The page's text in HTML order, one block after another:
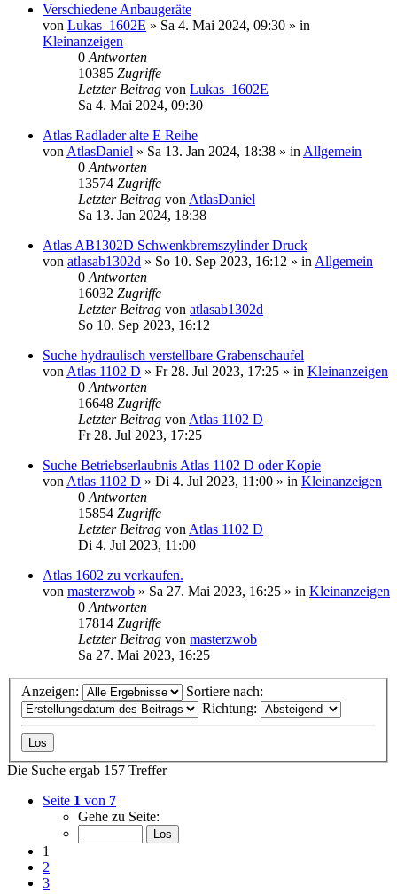
Verschiedene Anbaugeräte
von Lukas_1602E » Sa 4. Mai 2024, 09:30 » in
Kleinanzeigen
0 Antworten
10385 Zugriffe
Letzter Beitrag von Lukas_1602E
Sa 4. Mai 2024, 09:30
Atlas Radlader alte E Reihe
von AtlasDaniel » Sa 13. Jan 2024, 18:38 » in Allgemein
0 Antworten
13574 Zugriffe
Letzter Beitrag von AtlasDaniel
Sa 13. Jan 2024, 18:38
Atlas AB1302D Schwenkbremszylinder Druck
von atlasab1302d » So 10. Sep 2023, 16:12 » in Allgemein
0 Antworten
16032 Zugriffe
Letzter Beitrag von atlasab1302d
So 10. Sep 2023, 16:12
Suche hydraulisch verstellbare Grabenschaufel
von Atlas 1102 D » Fr 28. Jul 2023, 17:25 » in Kleinanzeigen
0 Antworten
16648 Zugriffe
Letzter Beitrag von Atlas 1102 D
Fr 28. Jul 2023, 17:25
Suche Betriebserlaubnis Atlas 1102 D oder Kopie
von Atlas 1102 D » Di 4. Jul 2023, 11:00 » in Kleinanzeigen
0 Antworten
15854 Zugriffe
Letzter Beitrag von Atlas 1102 D
Di 4. Jul 2023, 11:00
Atlas 1602 zu verkaufen.
von masterzwob » Sa 27. Mai 2023, 16:25 » in Kleinanzeigen
0 Antworten
17814 Zugriffe
Letzter Beitrag von masterzwob
Sa 27. Mai 2023, 16:25
Anzeigen:
Sortiere nach:
Richtung:
Die Suche ergab 157 Treffer
Seite 1 von 7
Gehe zu Seite:
1
2
3